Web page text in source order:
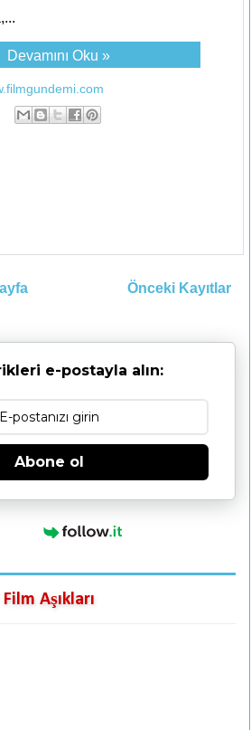
Devamını Oku »
Önceki Kayıtlar
e-postayla alın:
Abone ol
Film Aşıkları